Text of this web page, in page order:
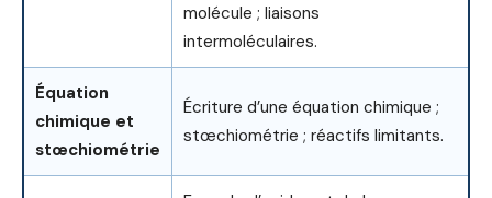
molécule ; liaisons
intermoléculaires.
Équation
chimique et
stœchiométrie
Écriture d’une équation chimique ;
stœchiométrie ; réactifs limitants.